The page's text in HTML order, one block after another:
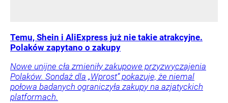
Temu, Shein i AliExpress już nie takie atrakcyjne.
Polaków zapytano o zakupy
Nowe unijne cła zmieniły zakupowe przyzwyczajenia
Polaków. Sondaż dla „Wprost” pokazuje, że niemal
połowa badanych ograniczyła zakupy na azjatyckich
platformach.